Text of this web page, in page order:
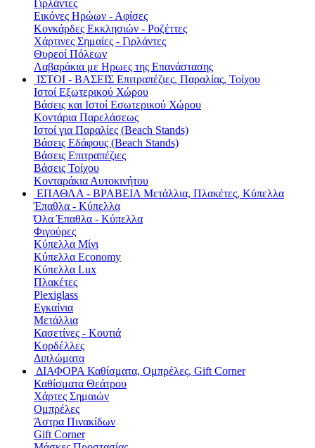
Γιρλάντες
Εικόνες Ηρώων - Αφίσες
Κονκάρδες Εκκλησιών - Ροζέττες
Χάρτινες Σημαίες - Γιρλάντες
Θυρεοί Πόλεων
Λαβαράκια με Ηρωες της Επανάστασης
ΙΣΤΟΙ - ΒΑΣΕΙΣ Επιτραπέζιες, Παραλίας, Τοίχου
Ιστοί Εξωτερικού Χώρου
Βάσεις και Ιστοί Εσωτερικού Χώρου
Κοντάρια Παρελάσεως
Ιστοί για Παραλίες (Beach Stands)
Βάσεις Εδάφους (Beach Stands)
Βάσεις Επιτραπέζιες
Βάσεις Τοίχου
Κονταράκια Αυτοκινήτου
ΕΠΑΘΛΑ - ΒΡΑΒΕΙΑ Μετάλλια, Πλακέτες, Κύπελλα
Έπαθλα - Κύπελλα
Όλα Έπαθλα - Κύπελλα
Φιγούρες
Κύπελλα Μίνι
Κύπελλα Economy
Κύπελλα Lux
Πλακέτες
Plexiglass
Εγκαίνια
Μετάλλια
Κασετίνες - Κουτιά
Κορδέλλες
Διπλώματα
ΔΙΑΦΟΡΑ Καθίσματα, Ομπρέλες, Gift Corner
Καθίσματα Θεάτρου
Χάρτες Σημαιών
Ομπρέλες
Άστρα Πινακίδων
Gift Corner